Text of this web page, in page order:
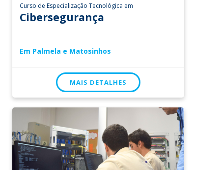
Curso de Especialização Tecnológica em
Cibersegurança
Em Palmela e Matosinhos
MAIS DETALHES